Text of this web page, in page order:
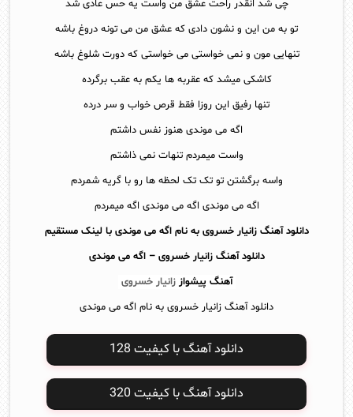
چی شد انقدر راحت عشق من واست یه حس عادی شد
تو به من این و نشون دادی که عشق من می تونه دروغ باشه
تنهایی مون و نمی خواستی می خواستی که دورت شلوغ باشه
کاشکی میشد که عقربه ها یکم به عقب برگرده
تنها رفیق این روزا فقط قرص خواب و سر درده
اگه می موندی هنوز نفس داشتم
واست میمردم تنهات نمی ذاشتم
واسه برگشتن تو تک تک لحظه ها رو با گریه شمردم
اگه می موندی اگه می موندی اگه میمردم
دانلود آهنگ زانیار خسروی به نام اگه می موندی با لینک مستقیم
دانلود آهنگ زانیار خسروی – اگه می موندی
آهنگ پیشواز زانیار خسروی
دانلود آهنگ زانیار خسروی به نام اگه می موندی
دانلود آهنگ با کیفیت 128
دانلود آهنگ با کیفیت 320